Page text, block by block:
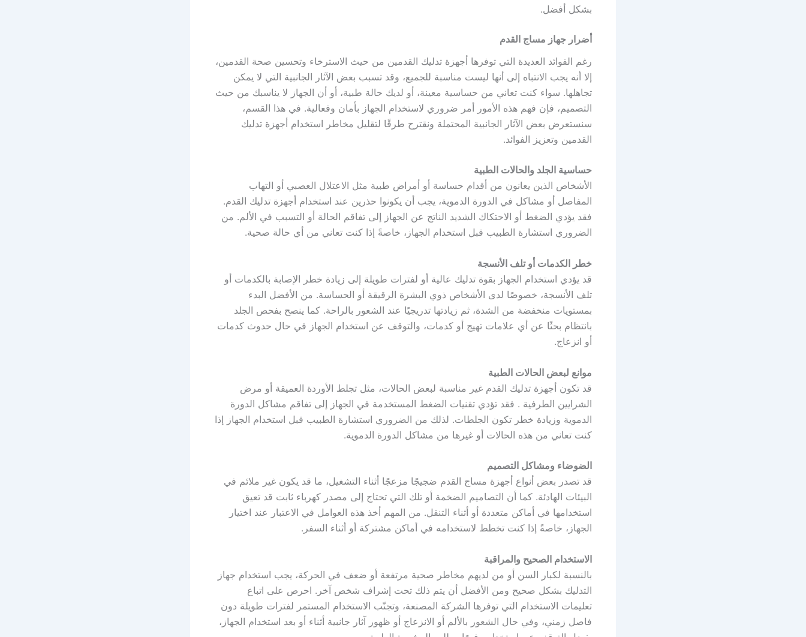
بشكل أفضل.
أضرار جهاز مساج القدم
رغم الفوائد العديدة التي توفرها أجهزة تدليك القدمين من حيث الاسترخاء وتحسين صحة القدمين،
إلا أنه يجب الانتباه إلى أنها ليست مناسبة للجميع، وقد تسبب بعض الآثار الجانبية التي لا يمكن
تجاهلها. سواء كنت تعاني من حساسية معينة، أو لديك حالة طبية، أو أن الجهاز لا يناسبك من حيث
التصميم، فإن فهم هذه الأمور أمر ضروري لاستخدام الجهاز بأمان وفعالية. في هذا القسم،
سنستعرض بعض الآثار الجانبية المحتملة ونقترح طرقًا لتقليل مخاطر استخدام أجهزة تدليك
القدمين وتعزيز الفوائد.
حساسية الجلد والحالات الطبية
الأشخاص الذين يعانون من أقدام حساسة أو أمراض طبية مثل الاعتلال العصبي أو التهاب
المفاصل أو مشاكل في الدورة الدموية، يجب أن يكونوا حذرين عند استخدام أجهزة تدليك القدم.
فقد يؤدي الضغط أو الاحتكاك الشديد الناتج عن الجهاز إلى تفاقم الحالة أو التسبب في الألم. من
الضروري استشارة الطبيب قبل استخدام الجهاز، خاصةً إذا كنت تعاني من أي حالة صحية.
خطر الكدمات أو تلف الأنسجة
قد يؤدي استخدام الجهاز بقوة تدليك عالية أو لفترات طويلة إلى زيادة خطر الإصابة بالكدمات أو
تلف الأنسجة، خصوصًا لدى الأشخاص ذوي البشرة الرقيقة أو الحساسة. من الأفضل البدء
بمستويات منخفضة من الشدة، ثم زيادتها تدريجيًا عند الشعور بالراحة. كما ينصح بفحص الجلد
بانتظام بحثًا عن أي علامات تهيج أو كدمات، والتوقف عن استخدام الجهاز في حال حدوث كدمات
أو انزعاج.
موانع لبعض الحالات الطبية
قد تكون أجهزة تدليك القدم غير مناسبة لبعض الحالات، مثل تجلط الأوردة العميقة أو مرض
الشرايين الطرفية . فقد تؤدي تقنيات الضغط المستخدمة في الجهاز إلى تفاقم مشاكل الدورة
الدموية وزيادة خطر تكون الجلطات. لذلك من الضروري استشارة الطبيب قبل استخدام الجهاز إذا
كنت تعاني من هذه الحالات أو غيرها من مشاكل الدورة الدموية.
الضوضاء ومشاكل التصميم
قد تصدر بعض أنواع أجهزة مساج القدم ضجيجًا مزعجًا أثناء التشغيل، ما قد يكون غير ملائم في
البيئات الهادئة. كما أن التصاميم الضخمة أو تلك التي تحتاج إلى مصدر كهرباء ثابت قد تعيق
استخدامها في أماكن متعددة أو أثناء التنقل. من المهم أخذ هذه العوامل في الاعتبار عند اختيار
الجهاز، خاصةً إذا كنت تخطط لاستخدامه في أماكن مشتركة أو أثناء السفر.
الاستخدام الصحيح والمراقبة
بالنسبة لكبار السن أو من لديهم مخاطر صحية مرتفعة أو ضعف في الحركة، يجب استخدام جهاز
التدليك بشكل صحيح ومن الأفضل أن يتم ذلك تحت إشراف شخص آخر. احرص على اتباع
تعليمات الاستخدام التي توفرها الشركة المصنعة، وتجنّب الاستخدام المستمر لفترات طويلة دون
فاصل زمني، وفي حال الشعور بالألم أو الانزعاج أو ظهور آثار جانبية أثناء أو بعد استخدام الجهاز،